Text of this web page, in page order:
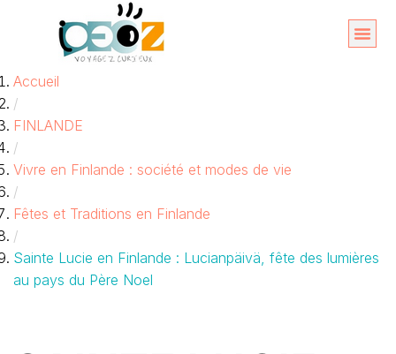
contenu
Accueil
/
FINLANDE
/
Vivre en Finlande : société et modes de vie
/
Fêtes et Traditions en Finlande
/
Sainte Lucie en Finlande : Lucianpäivä, fête des lumières
au pays du Père Noel